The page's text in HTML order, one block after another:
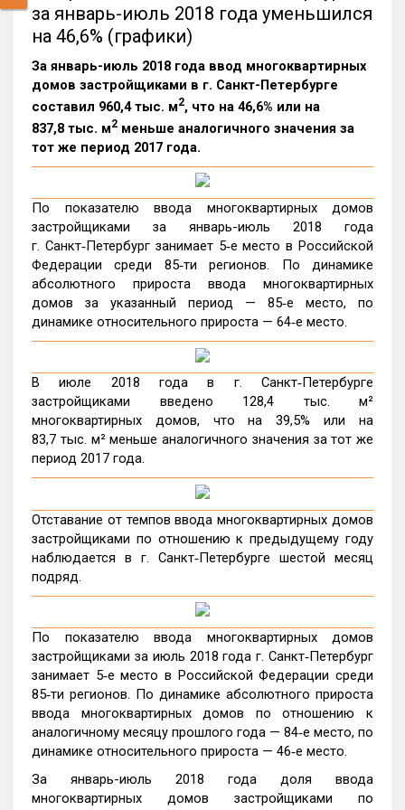
за январь-июль 2018 года уменьшился
на 46,6% (графики)
За январь-июль 2018 года ввод многоквартирных
домов застройщиками в г. Санкт-Петербурге
составил 960,4 тыс. м2, что на 46,6% или на
837,8 тыс. м2 меньше аналогичного значения за
тот же период 2017 года.
По показателю ввода многоквартирных домов
застройщиками за январь-июль 2018 года
г. Санкт‑Петербург занимает 5‑е место в Российской
Федерации среди 85‑ти регионов. По динамике
абсолютного прироста ввода многоквартирных
домов за указанный период — 85‑е место, по
динамике относительного прироста — 64‑е место.
В июле 2018 года в г. Санкт‑Петербурге
застройщиками введено 128,4 тыс. м²
многоквартирных домов, что на 39,5% или на
83,7 тыс. м² меньше аналогичного значения за тот же
период 2017 года.
Отставание от темпов ввода многоквартирных домов
застройщиками по отношению к предыдущему году
наблюдается в г. Санкт‑Петербурге шестой месяц
подряд.
По показателю ввода многоквартирных домов
застройщиками за июль 2018 года г. Санкт‑Петербург
занимает 5‑е место в Российской Федерации среди
85‑ти регионов. По динамике абсолютного прироста
ввода многоквартирных домов по отношению к
аналогичному месяцу прошлого года — 84‑е место, по
динамике относительного прироста — 46‑е место.
За январь-июль 2018 года доля ввода
многоквартирных домов застройщиками по